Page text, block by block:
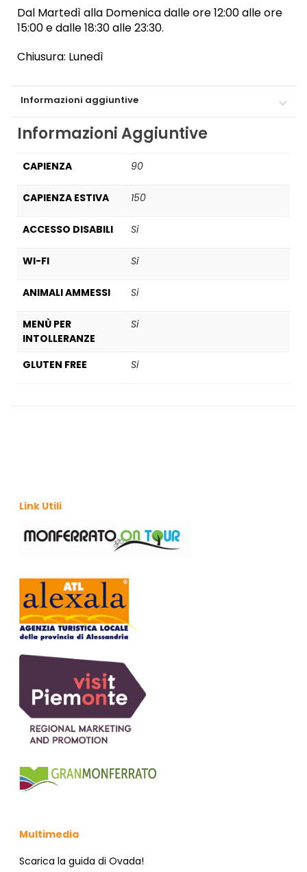
Dal Martedì alla Domenica dalle ore 12:00 alle ore
15:00 e dalle 18:30 alle 23:30.
Chiusura: Lunedì
Informazioni aggiuntive
Informazioni Aggiuntive
CAPIENZA 90
CAPIENZA ESTIVA 150
ACCESSO DISABILI Si
WI-FI Si
ANIMALI AMMESSI Si
MENÙ PER
INTOLLERANZE
Si
GLUTEN FREE Si
Link Utili
Multimedia
Scarica la guida di Ovada!